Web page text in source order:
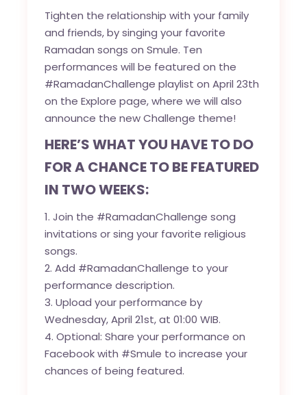
Tighten the relationship with your family
and friends, by singing your favorite
Ramadan songs on Smule. Ten
performances will be featured on the
#RamadanChallenge playlist on April 23th
on the Explore page, where we will also
announce the new Challenge theme!
HERE’S WHAT YOU HAVE TO DO
FOR A CHANCE TO BE FEATURED
IN TWO WEEKS:
Join the #RamadanChallenge song
invitations or sing your favorite religious
songs.
Add #RamadanChallenge to your
performance description.
Upload your performance by
Wednesday, April 21st, at 01:00 WIB.
Optional: Share your performance on
Facebook with #Smule to increase your
chances of being featured.